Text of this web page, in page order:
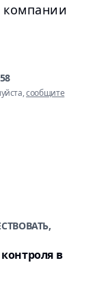
компании
сообщите
в